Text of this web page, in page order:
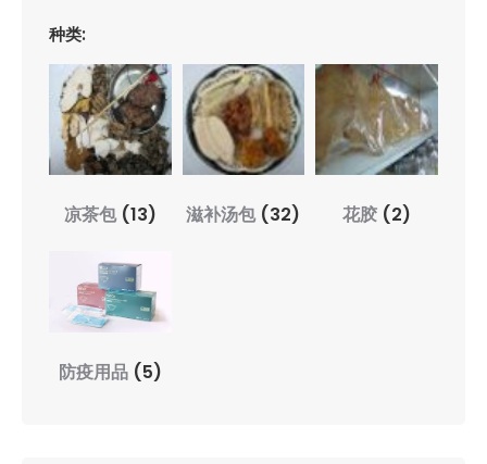
种类:
凉茶包 (13) 滋补汤包 (32) 花胶 (2)
防疫用品 (5)